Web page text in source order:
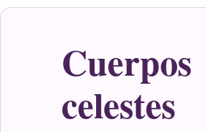
Cuerpos
celestes